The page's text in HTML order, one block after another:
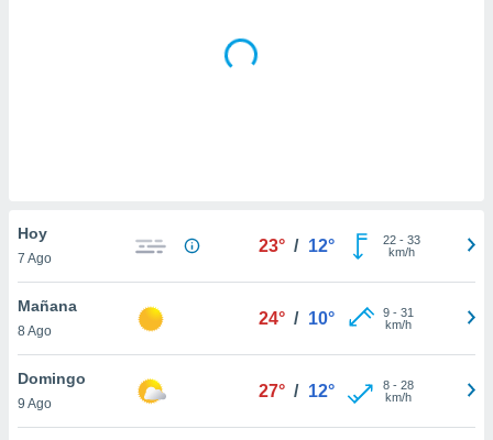
nuestra
y
de
Hoy
7 Ago
23° / 12° 22- 33
km/h
Mañana
8 Ago
24° / 10° 9- 31
km/h
Domingo
9 Ago
27° / 12° 8- 28
km/h